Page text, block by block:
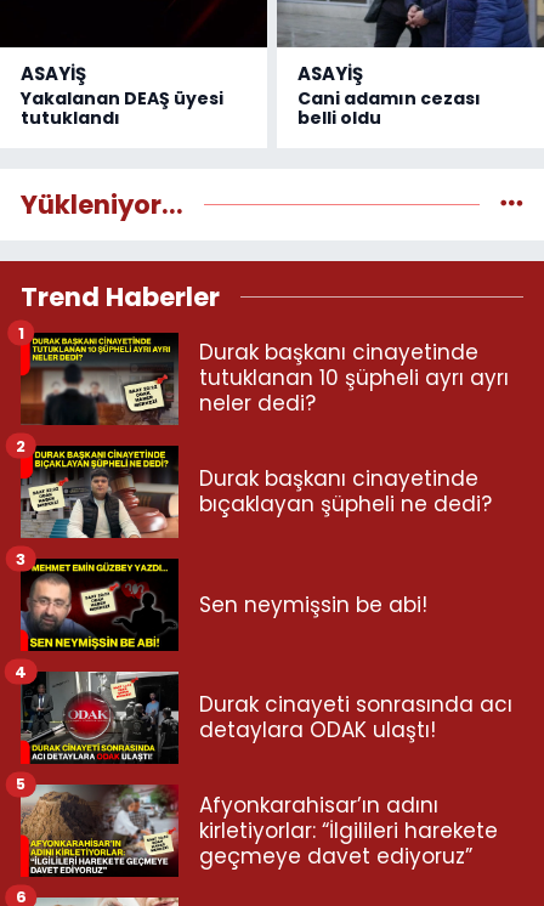
ASAYİŞ
Yakalanan DEAŞ üyesi
tutuklandı
ASAYİŞ
Cani adamın cezası
belli oldu
Yükleniyor...
Trend Haberler
Durak başkanı cinayetinde
tutuklanan 10 şüpheli ayrı ayrı
neler dedi?
1
Durak başkanı cinayetinde
bıçaklayan şüpheli ne dedi?
2
Sen neymişsin be abi!
3
Durak cinayeti sonrasında acı
detaylara ODAK ulaştı!
4
Afyonkarahisar’ın adını
kirletiyorlar: “İlgilileri harekete
geçmeye davet ediyoruz”
5
6